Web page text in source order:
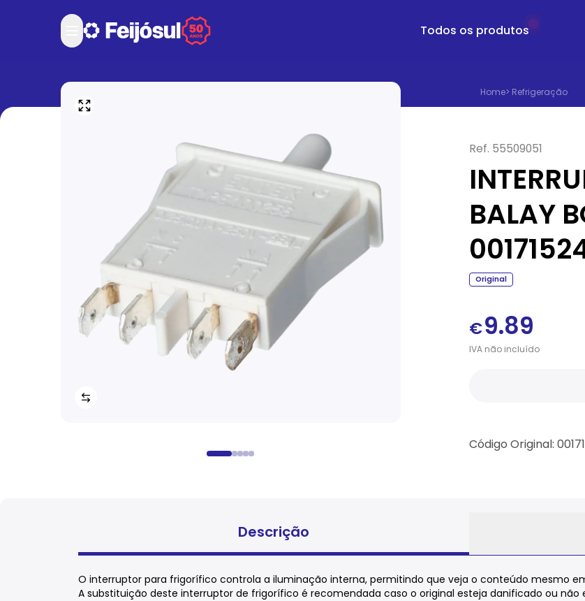
Todos os produtos
Home> Refrigeração
Ref. 55509051
BALAY
Original
€9.89
IVAnãoincluído
Código Original:
Descrição
O interruptor para frigorífico controla a iluminação interna, permitindo que veja o conteúdo mesmo
A substituição deste interruptor de frigorífico é recomendada caso o original esteja danificado ou